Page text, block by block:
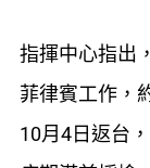
指揮中心指出
菲律賓工作，
10月4日返台